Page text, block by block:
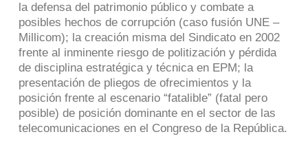
la defensa del patrimonio público y combate a
posibles hechos de corrupción (caso fusión UNE –
Millicom); la creación misma del Sindicato en 2002
frente al inminente riesgo de politización y pérdida
de disciplina estratégica y técnica en EPM; la
presentación de pliegos de ofrecimientos y la
posición frente al escenario “fatalible” (fatal pero
posible) de posición dominante en el sector de las
telecomunicaciones en el Congreso de la República.